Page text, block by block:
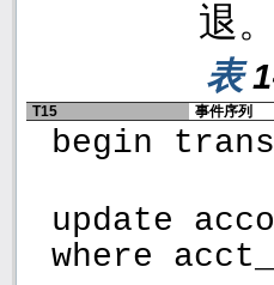
退。
表
T15 事件序列
begin
update
where